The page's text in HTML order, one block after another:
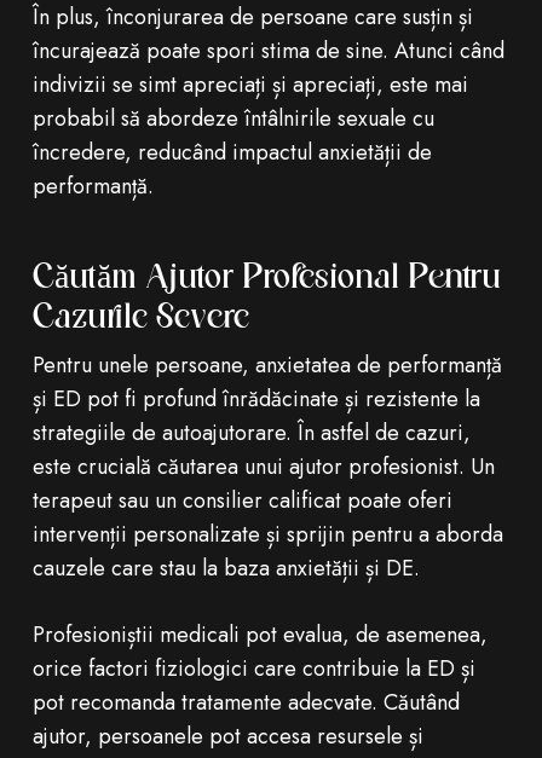
În plus, înconjurarea de persoane care susțin și
încurajează poate spori stima de sine. Atunci când
indivizii se simt apreciați și apreciați, este mai
probabil să abordeze întâlnirile sexuale cu
încredere, reducând impactul anxietății de
performanță.
Căutăm Ajutor Profesional Pentru
Cazurile Severe
Pentru unele persoane, anxietatea de performanță
și ED pot fi profund înrădăcinate și rezistente la
strategiile de autoajutorare. În astfel de cazuri,
este crucială căutarea unui ajutor profesionist. Un
terapeut sau un consilier calificat poate oferi
intervenții personalizate și sprijin pentru a aborda
cauzele care stau la baza anxietății și DE.
Profesioniștii medicali pot evalua, de asemenea,
orice factori fiziologici care contribuie la ED și
pot recomanda tratamente adecvate. Căutând
ajutor, persoanele pot accesa resursele și